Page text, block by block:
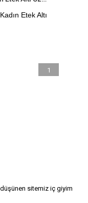
Etek Altı
1
sitemiz iç giyim